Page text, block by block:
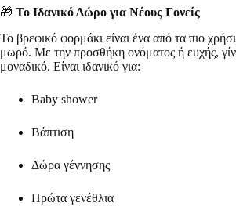
🎁 Το Ιδανικό Δώρο για Νέους Γονείς
Το βρεφικό φορμάκι είναι ένα από τα πιο
μωρό. Με την προσθήκη ονόματος ή ευχής,
μοναδικό. Είναι ιδανικό για:
Baby shower
Βάπτιση
Δώρα γέννησης
Πρώτα γενέθλια